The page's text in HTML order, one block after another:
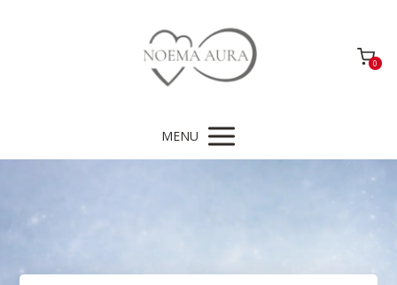
0
MENU